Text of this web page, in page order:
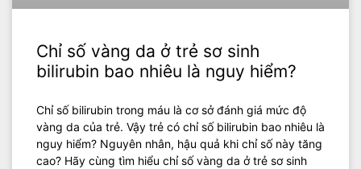
Chỉ số vàng da ở trẻ sơ sinh
bilirubin bao nhiêu là nguy hiểm?
Chỉ số bilirubin trong máu là cơ sở đánh giá mức độ
vàng da của trẻ. Vậy trẻ có chỉ số bilirubin bao nhiêu là
nguy hiểm? Nguyên nhân, hậu quả khi chỉ số này tăng
cao? Hãy cùng tìm hiểu chỉ số vàng da ở trẻ sơ sinh